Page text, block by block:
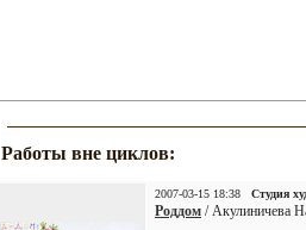
Работы вне циклов:
2007-03-15 18:38 Студия
Роддом / Акулиничева